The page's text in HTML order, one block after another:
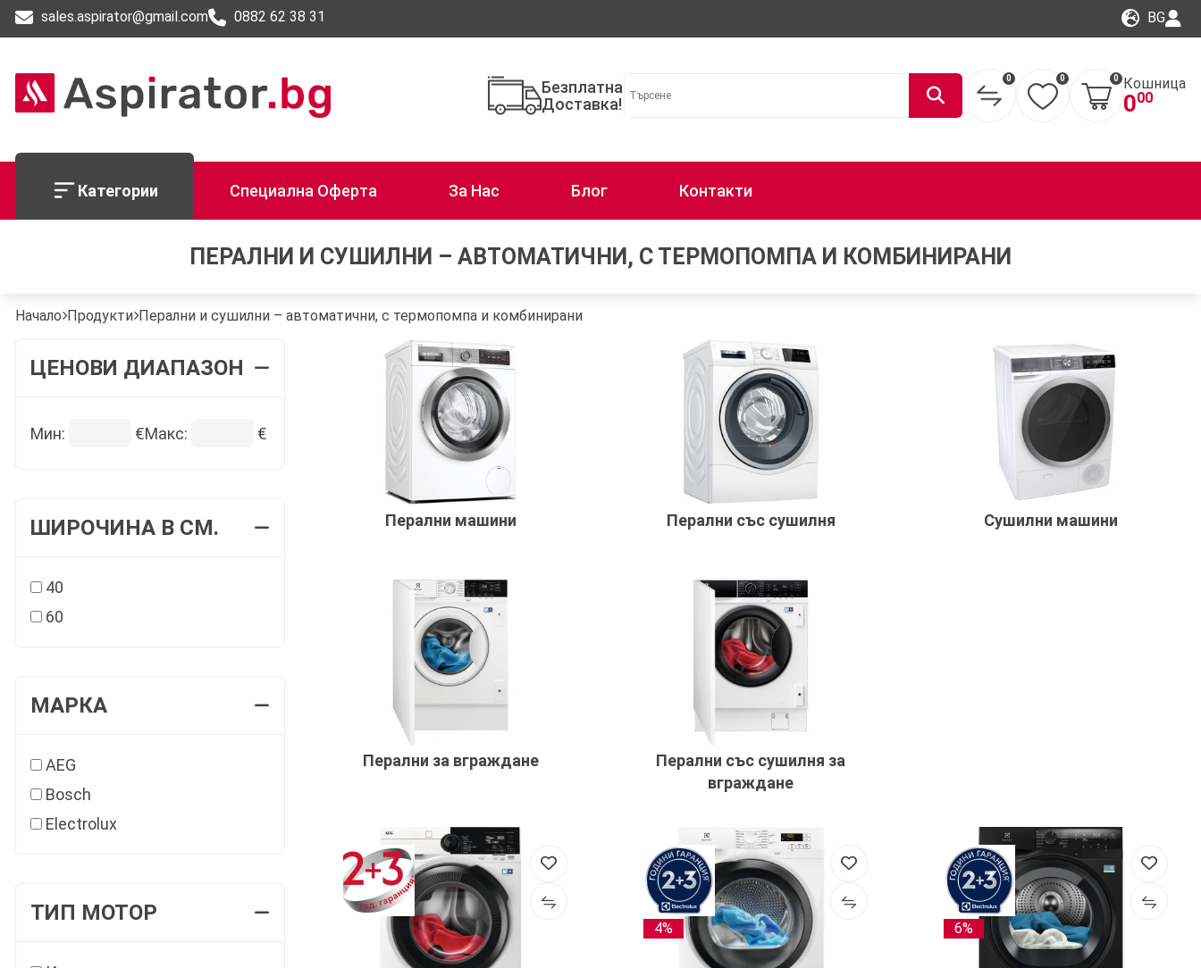
sales.aspirator@gmail.com 0882 62 38 31 BG
Безплатна
Доставка!
0 0 0 Кошница
000
Категории Специална Оферта За Нас Блог Контакти
ПЕРАЛНИ И СУШИЛНИ – АВТОМАТИЧНИ, С ТЕРМОПОМПА И КОМБИНИРАНИ
Начало Продукти Перални и сушилни – автоматични, с термопомпа и комбинирани
ЦЕНОВИ ДИАПАЗОН
Мин: €Макс: €
ШИРОЧИНА В СМ.
40
60
МАРКА
AEG
Bosch
Electrolux
ТИП МОТОР
Перални машини Перални със сушилня Сушилни машини
Перални за вграждане
Перални със сушилня за
вграждане
4% 6%